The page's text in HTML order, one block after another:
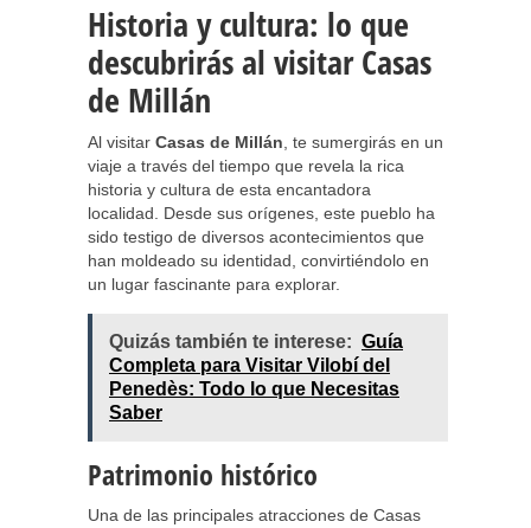
Historia y cultura: lo que
descubrirás al visitar Casas
de Millán
Al visitar Casas de Millán , te sumergirás en un
viaje a través del tiempo que revela la rica
historia y cultura de esta encantadora
localidad. Desde sus orígenes, este pueblo ha
sido testigo de diversos acontecimientos que
han moldeado su identidad, convirtiéndolo en
un lugar fascinante para explorar.
Quizás también te interese: Guía
Completa para Visitar Vilobí del
Penedès: Todo lo que Necesitas
Saber
Patrimonio histórico
Una de las principales atracciones de Casas